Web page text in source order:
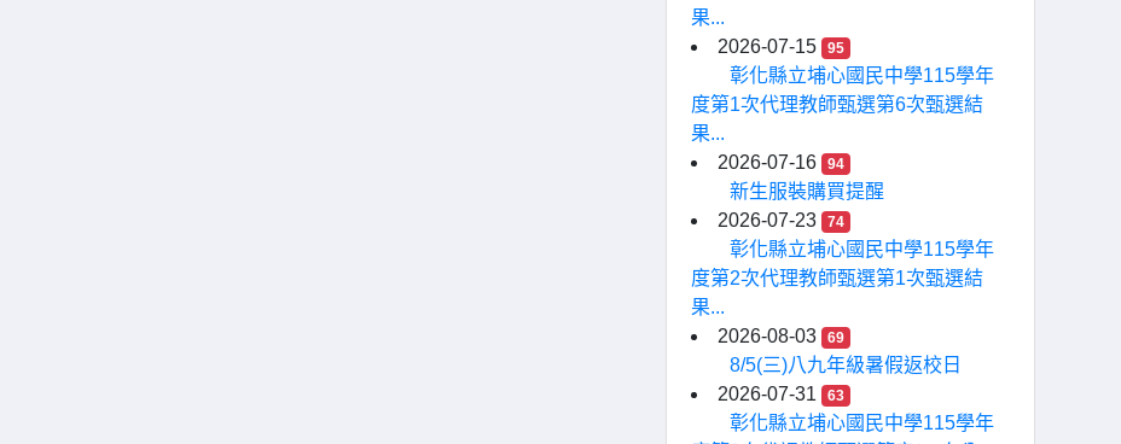
果...
2026-07-15
95
彰化縣立埔心國民中學115學年
度第1次代理教師甄選第6次甄選結
果...
2026-07-16
94
新生服裝購買提醒
2026-07-23
74
彰化縣立埔心國民中學115學年
度第2次代理教師甄選第1次甄選結
果...
2026-08-03
69
8/5(三)八九年級暑假返校日
2026-07-31
63
彰化縣立埔心國民中學115學年